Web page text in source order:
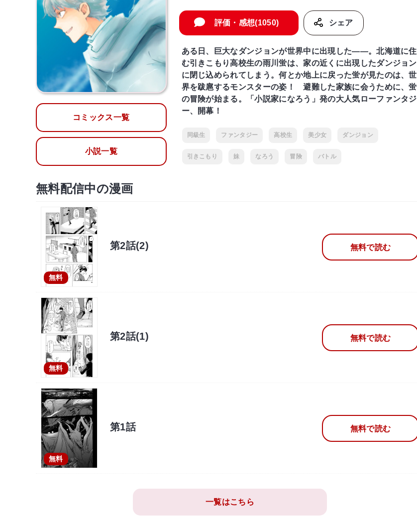
コミックス一覧
小説一覧
評価・感想(1050) シェア
ある日、巨大なダンジョンが世界中に出現した――。北海道に住
む引きこもり高校生の雨川蛍は、家の近くに出現したダンジョン
に閉じ込められてしまう。何とか地上に戻った蛍が見たのは、世
界を跋扈するモンスターの姿！ 避難した家族に会うために、蛍
の冒険が始まる。「小説家になろう」発の大人気ローファンタジ
ー、開幕！
同級生 ファンタジー 高校生 美少女 ダンジョン
引きこもり 妹 なろう 冒険 バトル
無料配信中の漫画
無料
第2話(2) 無料で読む
無料
第2話(1) 無料で読む
無料
第1話 無料で読む
一覧はこちら